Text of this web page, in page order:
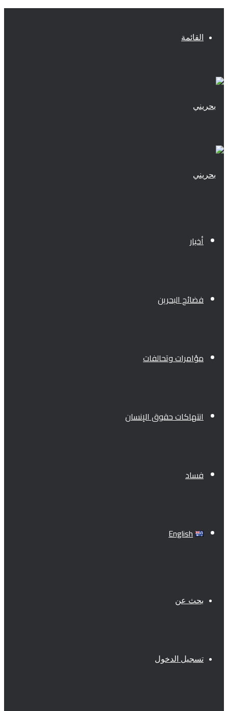
القائمة
أخبار
فضائح البحرين
مؤامرات وتحالفات
انتهاكات حقوق الإنسان
فساد
English
بحث عن
تسجيل الدخول